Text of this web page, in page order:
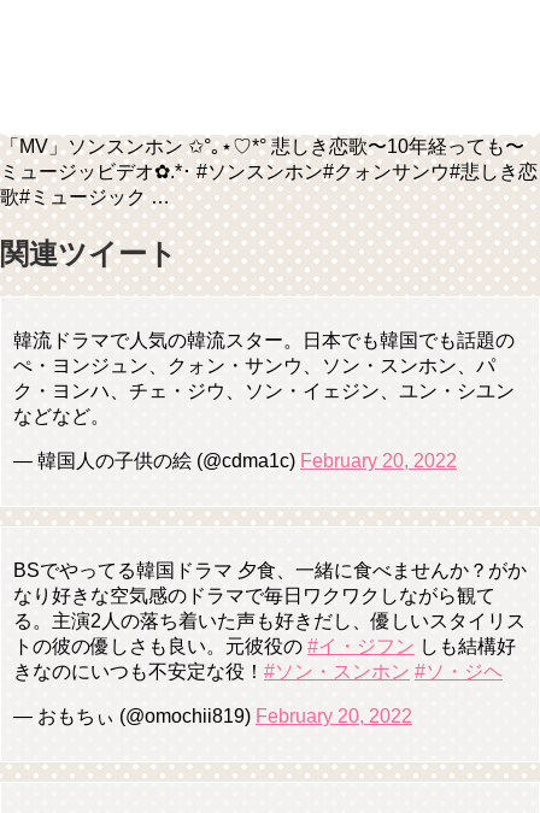
「MV」ソンスンホン ✩°｡⋆♡*° 悲しき恋歌〜10年経っても〜
ミュージッビデオ✿.*･ #ソンスンホン#クォンサンウ#悲しき恋
歌#ミュージック …
関連ツイート
韓流ドラマで人気の韓流スター。日本でも韓国でも話題の
ぺ・ヨンジュン、クォン・サンウ、ソン・スンホン、パ
ク・ヨンハ、チェ・ジウ、ソン・イェジン、ユン・シユン
などなど。
— 韓国人の子供の絵 (@cdma1c) February 20, 2022
BSでやってる韓国ドラマ 夕食、一緒に食べませんか？がか
なり好きな空気感のドラマで毎日ワクワクしながら観て
る。主演2人の落ち着いた声も好きだし、優しいスタイリス
トの彼の優しさも良い。元彼役の #イ・ジフン しも結構好
きなのにいつも不安定な役！ #ソン・スンホン #ソ・ジヘ
— おもちぃ (@omochii819) February 20, 2022